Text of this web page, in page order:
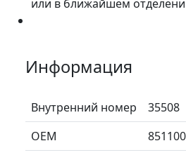
или в ближайшем
Информация
Внутренний номер
35508
ОЕМ